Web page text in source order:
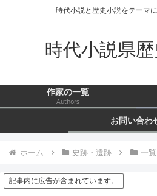
時代小説と歴史小説をテーマ
時代小説県
作家の一覧
Authors
お問い合わ
ホーム 史跡・遺跡 一覧
記事内に広告が含まれています。